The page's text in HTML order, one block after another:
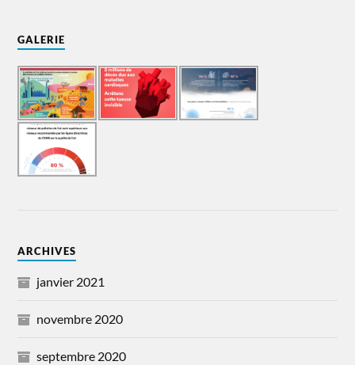
GALERIE
ARCHIVES
janvier 2021
novembre 2020
septembre 2020